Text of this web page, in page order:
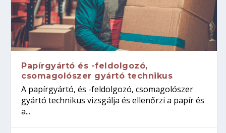
Papírgyártó és -feldolgozó,
csomagolószer gyártó technikus
A papírgyártó, és -feldolgozó, csomagolószer
gyártó technikus vizsgálja és ellenőrzi a papír és
a...